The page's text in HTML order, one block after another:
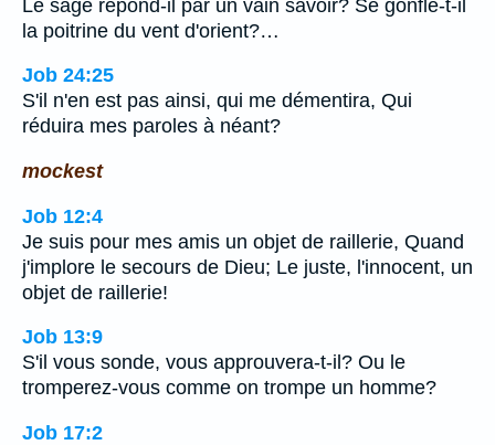
Le sage répond-il par un vain savoir? Se gonfle-t-il
la poitrine du vent d'orient?…
Job 24:25
S'il n'en est pas ainsi, qui me démentira, Qui
réduira mes paroles à néant?
mockest
Job 12:4
Je suis pour mes amis un objet de raillerie, Quand
j'implore le secours de Dieu; Le juste, l'innocent, un
objet de raillerie!
Job 13:9
S'il vous sonde, vous approuvera-t-il? Ou le
tromperez-vous comme on trompe un homme?
Job 17:2